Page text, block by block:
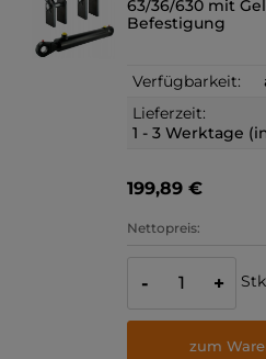
63/36/630 mit
Befestigung
Verfügbarkeit:
Lieferzeit:
1 - 3 Werktage
199,89 €
Nettopreis:
- +
zum